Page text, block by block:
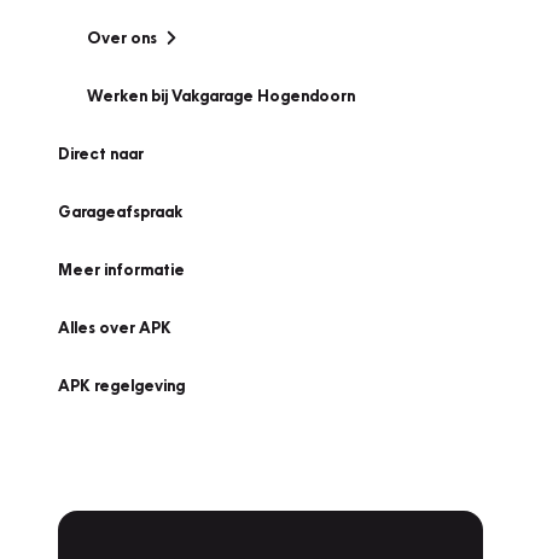
Over ons
Werken bij Vakgarage Hogendoorn
Direct naar
Garageafspraak
Meer informatie
Alles over APK
APK regelgeving